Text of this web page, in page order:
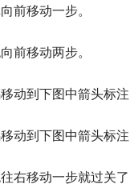
前移动一步。
前移动两步。
动到下图中箭头标注
动到下图中箭头标注
右移动一步就过关了